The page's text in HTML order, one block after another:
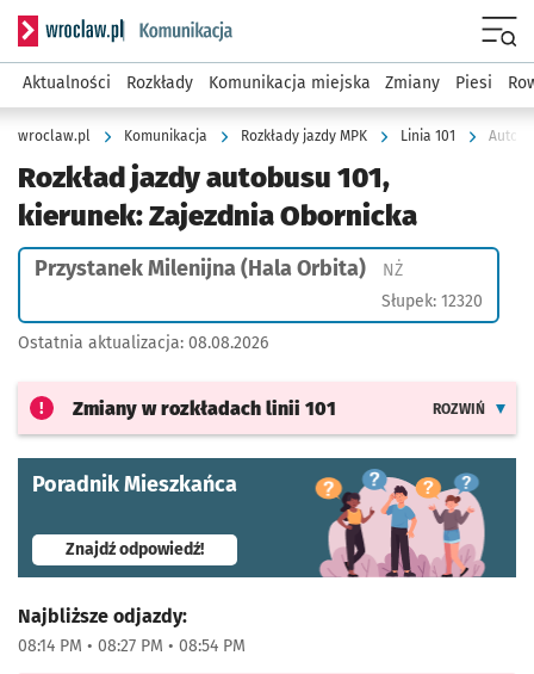
Serwis informacyjny wroclaw.pl podserwis: Komunikacja
Aktualności Rozkłady Komunikacja miejska Zmiany Piesi
wroclaw.pl Komunikacja Rozkłady jazdy MPK Linia 101
Rozkład jazdy autobusu 101,
kierunek: Zajezdnia Obornicka
Przystanek Milenijna (Hala Orbita) NŻPrzystanek na
Słupek: 12320
Ostatnia aktualizacja: 08.08.2026
Zmiany w rozkładach linii 101 ROZWIŃ
Poradnik Mieszkańca
Znajdź odpowiedź!- otworzy się w nowej karcie
Najbliższe odjazdy:
08:14 PM • 08:27 PM • 08:54 PM